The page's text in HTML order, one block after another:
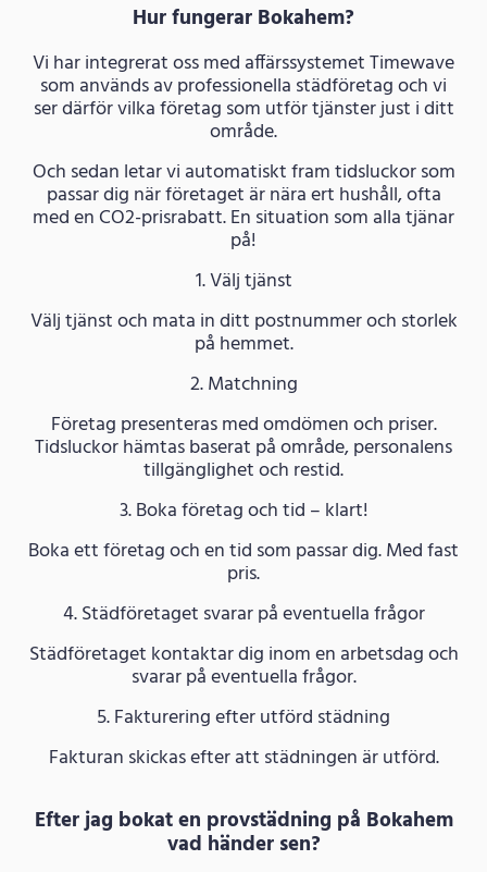
Hur fungerar Bokahem?
Vi har integrerat oss med affärssystemet Timewave
som används av professionella städföretag och vi
ser därför vilka företag som utför tjänster just i ditt
område.
Och sedan letar vi automatiskt fram tidsluckor som
passar dig när företaget är nära ert hushåll, ofta
med en CO2-prisrabatt. En situation som alla tjänar
på!
1. Välj tjänst
Välj tjänst och mata in ditt postnummer och storlek
på hemmet.
2. Matchning
Företag presenteras med omdömen och priser.
Tidsluckor hämtas baserat på område, personalens
tillgänglighet och restid.
3. Boka företag och tid – klart!
Boka ett företag och en tid som passar dig. Med fast
pris.
4. Städföretaget svarar på eventuella frågor
Städföretaget kontaktar dig inom en arbetsdag och
svarar på eventuella frågor.
5. Fakturering efter utförd städning
Fakturan skickas efter att städningen är utförd.
Efter jag bokat en provstädning på Bokahem
vad händer sen?